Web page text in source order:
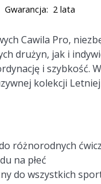
Gwarancja: 2 lata
Cawila Pro,
drużyn, jak i
i szybkość.
kolekcji
różnorodnych
na płeć
do wszystkich